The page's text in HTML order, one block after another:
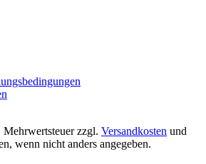
zzgl. Versandkosten und
wenn nicht anders angegeben.